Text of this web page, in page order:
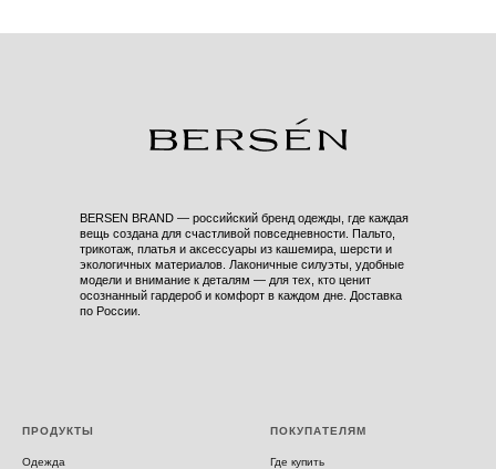
BERSEN BRAND — российский бренд одежды, где каждая
вещь создана для счастливой повседневности. Пальто,
трикотаж, платья и аксессуары из кашемира, шерсти и
экологичных материалов. Лаконичные силуэты, удобные
модели и внимание к деталям — для тех, кто ценит
осознанный гардероб и комфорт в каждом дне. Доставка
по России.
ПРОДУКТЫ
Одежда
ПОКУПАТЕЛЯМ
Где купить